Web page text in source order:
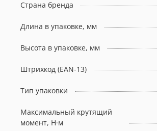
Страна бренда
Длина в упаковке, мм
Высота в упаковке, мм
Штрихкод (EAN-13)
Тип упаковки
Максимальный крутящий
момент, Н·м